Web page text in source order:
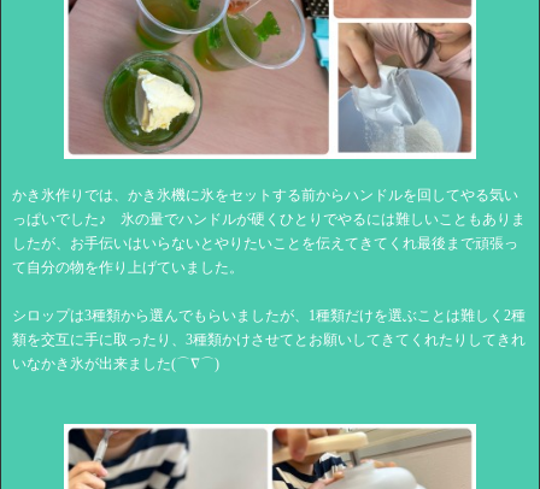
かき氷作りでは、かき氷機に氷をセットする前からハンドルを回してやる気い
っぱいでした♪ 氷の量でハンドルが硬くひとりでやるには難しいこともありま
したが、お手伝いはいらないとやりたいことを伝えてきてくれ最後まで頑張っ
て自分の物を作り上げていました。
シロップは3種類から選んでもらいましたが、1種類だけを選ぶことは難しく2種
類を交互に手に取ったり、3種類かけさせてとお願いしてきてくれたりしてきれ
いなかき氷が出来ました(⌒∇⌒)